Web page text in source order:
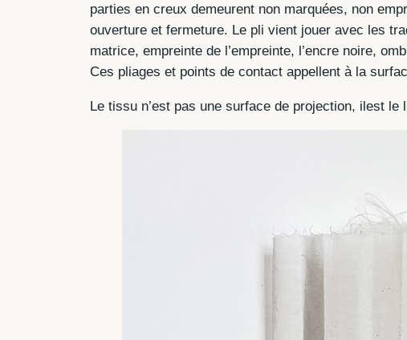
parties en creux demeurent non marquées, non
ouverture et fermeture. Le pli vient jouer avec les
matrice, empreinte de l’empreinte, l’encre noire,
Ces pliages et points de contact appellent à la
Le tissu n’est pas une surface de projection, ilest le